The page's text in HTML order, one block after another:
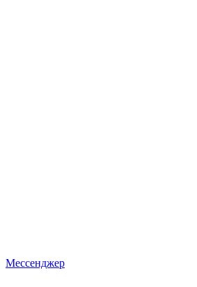
Мессенджер